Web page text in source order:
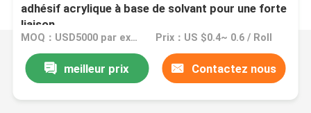
adhésif acrylique à base de solvant pour une forte
liaison
MOQ：USD5000 par expédition Prix：US $0.4~ 0.6 / Roll
meilleur prix Contactez nous